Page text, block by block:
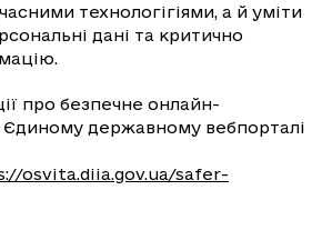
технологігіями, а й уміти
дані та критично
про безпечне онлайн-
державному вебпорталі
osvita.diia.gov.ua/safer-